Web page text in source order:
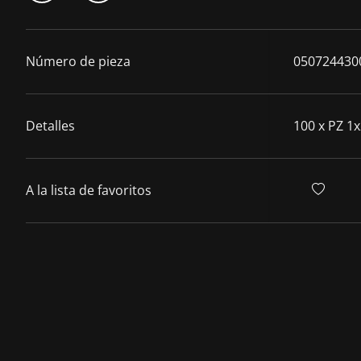
Número de pieza
Detalles 100 x PZ
A la lista de favoritos